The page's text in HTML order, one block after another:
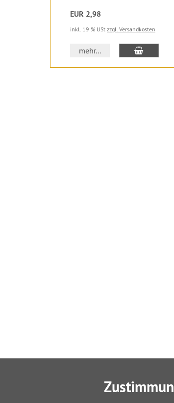
EUR 2,98
inkl. 19 % USt zzgl. Versandkosten
mehr... In den